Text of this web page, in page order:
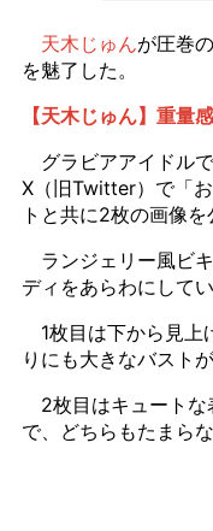
天木じゅんが圧巻
を魅了した。
【天木じゅん】重量
グラビアアイドル
X（旧Twitter）で「
トと共に2枚の画像を
ランジェリー風ビ
ディをあらわにして
1枚目は下から見上
りにも大きなバスト
2枚目はキュートな
で、どちらもたまら